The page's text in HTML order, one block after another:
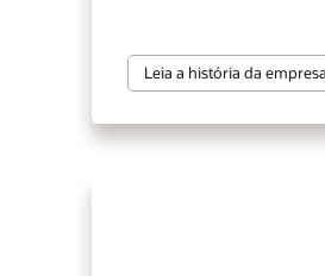
Leia a história da empresa